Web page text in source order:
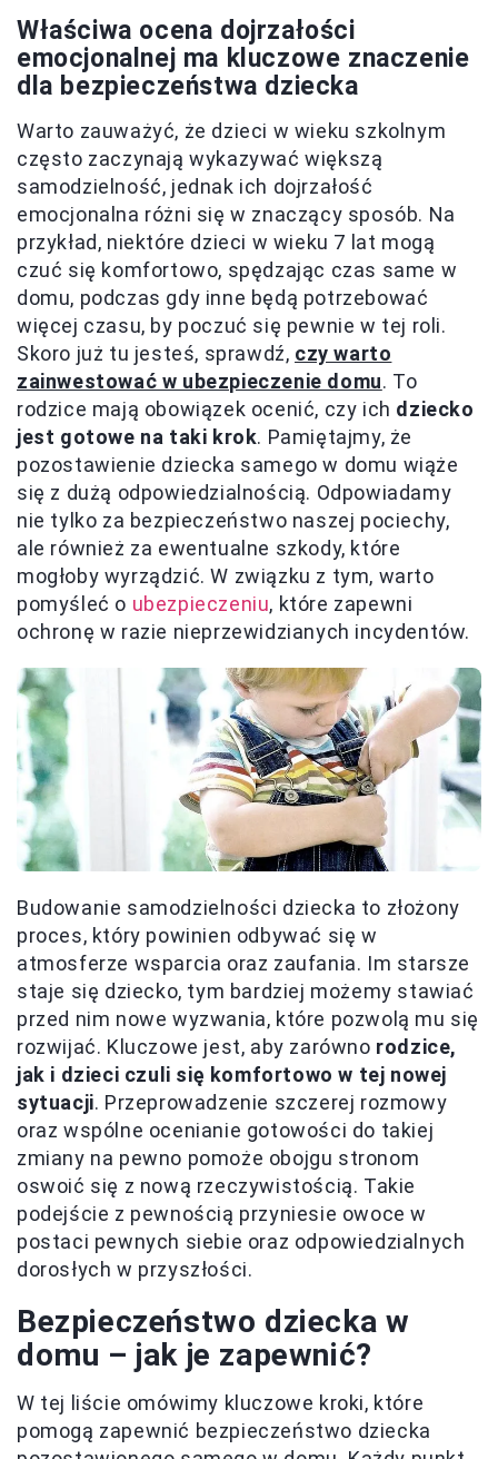
Właściwa ocena dojrzałości
emocjonalnej ma kluczowe znaczenie
dla bezpieczeństwa dziecka
Warto zauważyć, że dzieci w wieku szkolnym
często zaczynają wykazywać większą
samodzielność, jednak ich dojrzałość
emocjonalna różni się w znaczący sposób. Na
przykład, niektóre dzieci w wieku 7 lat mogą
czuć się komfortowo, spędzając czas same w
domu, podczas gdy inne będą potrzebować
więcej czasu, by poczuć się pewnie w tej roli.
Skoro już tu jesteś, sprawdź, czy warto
zainwestować w ubezpieczenie domu. To
rodzice mają obowiązek ocenić, czy ich dziecko
jest gotowe na taki krok. Pamiętajmy, że
pozostawienie dziecka samego w domu wiąże
się z dużą odpowiedzialnością. Odpowiadamy
nie tylko za bezpieczeństwo naszej pociechy,
ale również za ewentualne szkody, które
mogłoby wyrządzić. W związku z tym, warto
pomyśleć o ubezpieczeniu, które zapewni
ochronę w razie nieprzewidzianych incydentów.
Budowanie samodzielności dziecka to złożony
proces, który powinien odbywać się w
atmosferze wsparcia oraz zaufania. Im starsze
staje się dziecko, tym bardziej możemy stawiać
przed nim nowe wyzwania, które pozwolą mu się
rozwijać. Kluczowe jest, aby zarówno rodzice,
jak i dzieci czuli się komfortowo w tej nowej
sytuacji. Przeprowadzenie szczerej rozmowy
oraz wspólne ocenianie gotowości do takiej
zmiany na pewno pomoże obojgu stronom
oswoić się z nową rzeczywistością. Takie
podejście z pewnością przyniesie owoce w
postaci pewnych siebie oraz odpowiedzialnych
dorosłych w przyszłości.
Bezpieczeństwo dziecka w
domu – jak je zapewnić?
W tej liście omówimy kluczowe kroki, które
pomogą zapewnić bezpieczeństwo dziecka